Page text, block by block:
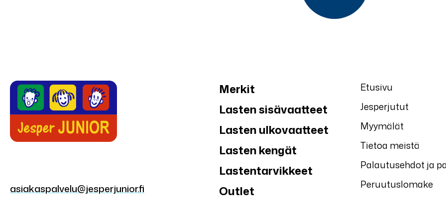
asiakaspalvelu@jesperjunior.fi
Merkit
Lasten sisävaatteet
Lasten ulkovaatteet
Lasten kengät
Lastentarvikkeet
Outlet
Etusivu
Jesperjutut
Myymälät
Tietoa meistä
Palautusehdot ja
Peruutuslomake